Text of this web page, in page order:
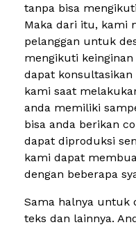
tanpa bisa
Maka dari itu, kami
pelanggan untuk
mengikuti
dapat konsultasikan
kami saat
anda memiliki
bisa anda berikan
dapat diproduksi
kami dapat
dengan beberapa
Sama halnya untuk
teks dan lainnya.